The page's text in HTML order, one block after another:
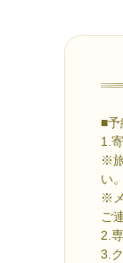
■予
1.
※
い。
※
ご
2.
3.